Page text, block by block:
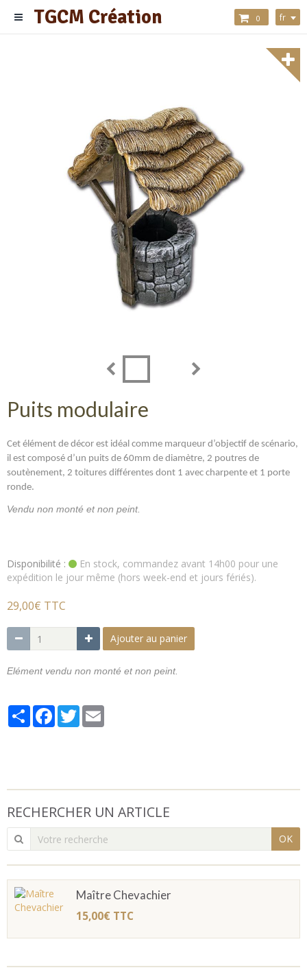
TGCM Création 0 fr
Puits modulaire
Cet élément de décor est idéal comme marqueur d’objectif de scénario,
il est composé d’un puits de 60mm de diamètre, 2 poutres de
soutènement, 2 toitures différentes dont 1 avec charpente et 1 porte
ronde.
Vendu non monté et non peint.
Disponibilité :
En stock, commandez avant 14h00 pour une
expédition le jour même (hors week-end et jours fériés).
29,00€ TTC
Ajouter au panier
Elément vendu non monté et non peint.
PartagerFacebook
Twitter
RECHERCHER UN ARTICLE
OK
Maître Chevachier
15,00€ TTC